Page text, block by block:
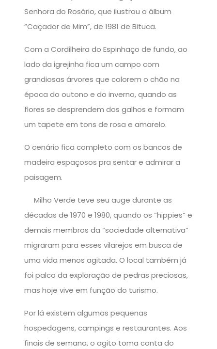
Senhora do Rosário, que ilustrou o álbum
“Caçador de Mim”, de 1981 de Bituca.
Com a Cordilheira do Espinhaço de fundo, ao
lado da igrejinha fica um campo com
grandiosas árvores que colorem o chão na
época do outono e do inverno, quando as
flores se desprendem dos galhos e formam
um tapete em tons de rosa e amarelo.
O cenário fica completo com os bancos de
madeira espaçosos pra sentar e admirar a
paisagem.
Milho Verde teve seu auge durante as
décadas de 1970 e 1980, quando os “hippies” e
demais membros da “sociedade alternativa”
migraram para esses vilarejos em busca de
uma vida menos agitada. O local também já
foi palco da exploração de pedras preciosas,
mas hoje vive em função do turismo.
Por lá existem algumas pequenas
hospedagens, campings e restaurantes. Aos
finais de semana, o agito toma conta do